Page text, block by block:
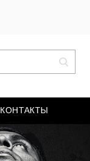
КОНТАКТЫ